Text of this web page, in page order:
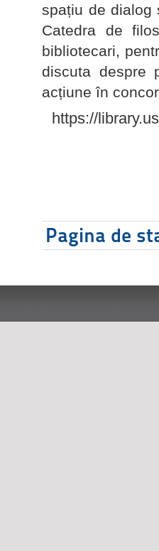
spațiu de dialog
Catedra de
bibliotecari,
discuta despre
acțiune în
https://
Pagina de